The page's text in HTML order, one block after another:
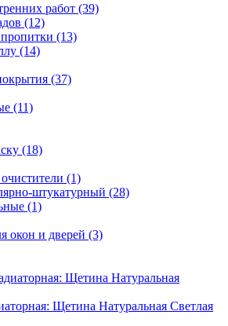
работ (39)
(12)
(13)
(14)
(37)
(11)
(18)
(1)
штукатурный (28)
(1)
окон и дверей (3)
Щетина Натуральная Светлая